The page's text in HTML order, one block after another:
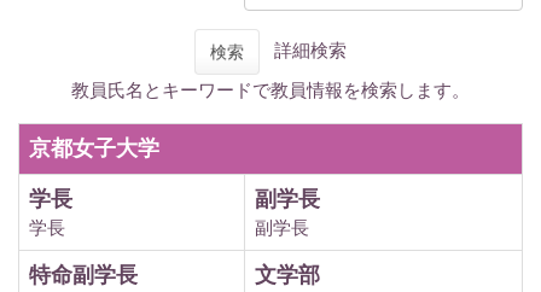
検索
詳細検索
教員氏名とキーワードで教員情報を検索します。
京都女子大学
学長
学長
副学長
副学長
特命副学長 文学部